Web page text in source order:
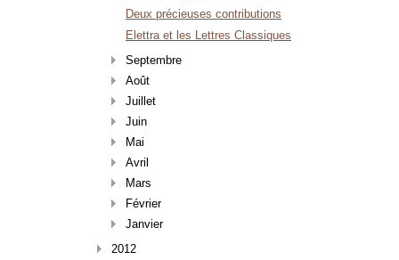
Deux précieuses contributions
Elettra et les Lettres Classiques
Septembre
Août
Juillet
Juin
Mai
Avril
Mars
Février
Janvier
2012